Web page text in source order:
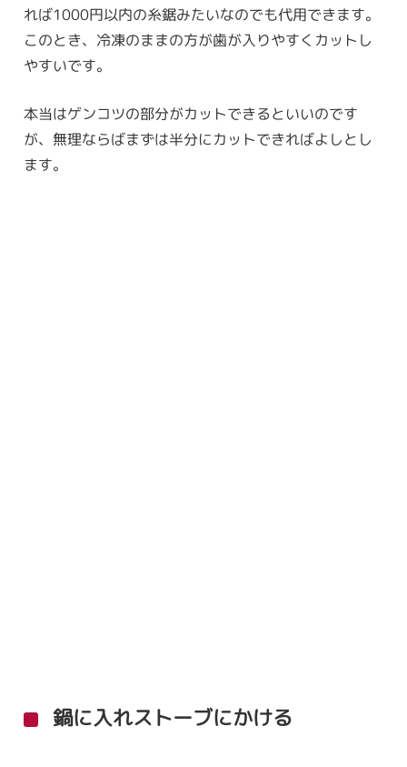
れば1000円以内の糸鋸みたいなのでも代用できます。
このとき、冷凍のままの方が歯が入りやすくカットし
やすいです。
本当はゲンコツの部分がカットできるといいのです
が、無理ならばまずは半分にカットできればよしとし
ます。
鍋に入れストーブにかける